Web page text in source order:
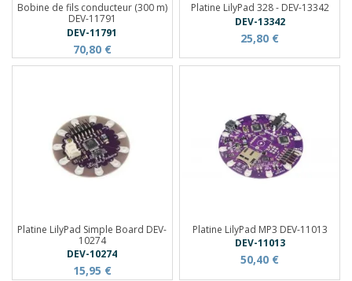
Bobine de fils conducteur (300 m)
DEV-11791
DEV-11791
70,80 €
Platine LilyPad 328 - DEV-13342
DEV-13342
25,80 €
Platine LilyPad Simple Board DEV-
10274
DEV-10274
15,95 €
Platine LilyPad MP3 DEV-11013
DEV-11013
50,40 €